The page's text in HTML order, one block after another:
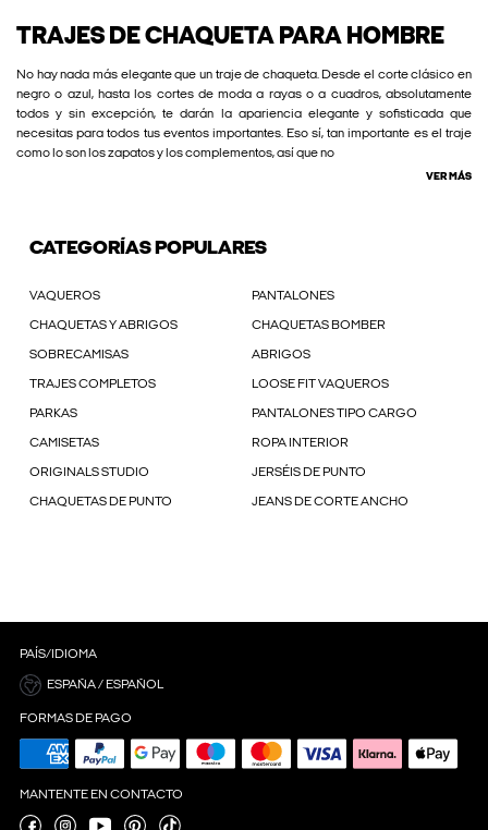
TRAJES DE CHAQUETA PARA HOMBRE
No hay nada más elegante que un traje de chaqueta. Desde el corte clásico en
negro o azul, hasta los cortes de moda a rayas o a cuadros, absolutamente
todos y sin excepción, te darán la apariencia elegante y sofisticada que
necesitas para todos tus eventos importantes. Eso sí, tan importante es el traje
como lo son los zapatos y los complementos, así que no
VER MÁS
CATEGORÍAS POPULARES
VAQUEROS PANTALONES
CHAQUETAS Y ABRIGOS CHAQUETAS BOMBER
SOBRECAMISAS ABRIGOS
TRAJES COMPLETOS LOOSE FIT VAQUEROS
PARKAS PANTALONES TIPO CARGO
CAMISETAS ROPA INTERIOR
ORIGINALS STUDIO JERSÉIS DE PUNTO
CHAQUETAS DE PUNTO JEANS DE CORTE ANCHO
PAÍS/IDIOMA
ESPAÑA / ESPAÑOL
FORMAS DE PAGO
MANTENTE EN CONTACTO